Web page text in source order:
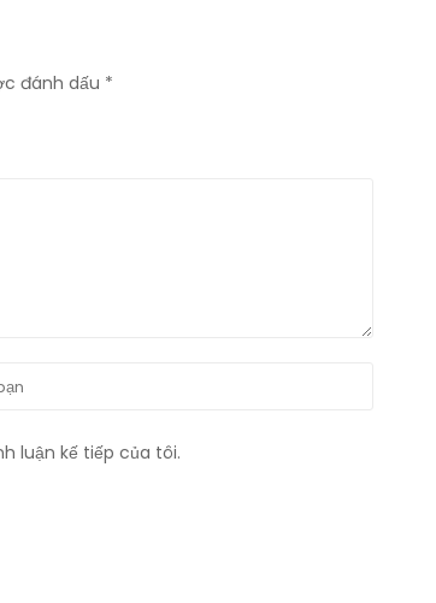
đánh dấu *
luận kế tiếp của tôi.